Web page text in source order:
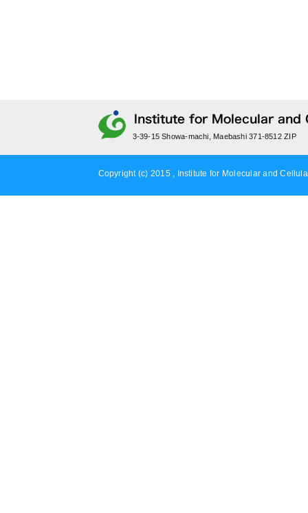
3-39-15 Showa-machi, Maebashi 371-8512 ZIP
Copyright (c) 2015 , Institute for Molecular and